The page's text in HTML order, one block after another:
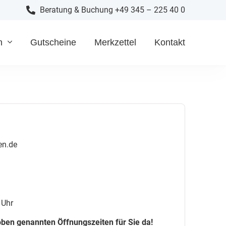
Beratung & Buchung +49 345 – 225 40 0
Gutscheine Merkzettel Kontakt
genannten Öffnungszeiten für Sie da!